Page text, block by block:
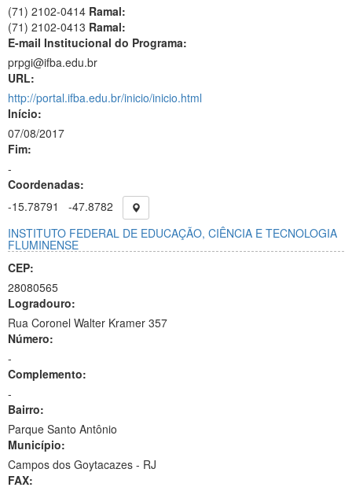
(71) 2102-0414 Ramal:
(71) 2102-0413 Ramal:
E-mail Institucional do Programa:
prpgi@ifba.edu.br
URL:
http://portal.ifba.edu.br/inicio/inicio.html
Início:
07/08/2017
Fim:
-
Coordenadas:
-15.78791
-47.8782
INSTITUTO FEDERAL DE EDUCAÇÃO, CIÊNCIA E TECNOLOGIA
FLUMINENSE
CEP:
28080565
Logradouro:
Rua Coronel Walter Kramer 357
Número:
-
Complemento:
-
Bairro:
Parque Santo Antônio
Município:
Campos dos Goytacazes - RJ
FAX: